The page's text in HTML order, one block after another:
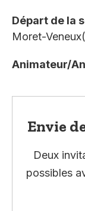
Départ de la
Moret-
Animateur/
Envie
Deux
possibles